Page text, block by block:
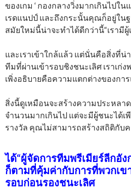
ของเกม ‘ กองกลางวิ่งมากเกินไปใ
เรดแนปป์ และถึงกระนั้นคุณก็อยู่ใน
สมัยใหม่นี้น่าจะทำได้ดีกว่านี้“เรามี
และเราเข้าใกล้แล้ว แต่นั่นคือสิ่งที่น่
ทีมที่ผ่านเข้ารอบชิงชนะเลิศ เราเก่
เพิ่งอธิบายคือความแตกต่างของกา
สิ่งนี้ดูเหมือนจะสร้างความประหล
จำนวนมากเกินไป แต่จะมีผู้ชนะได้
รางวัล คุณไม่สามารถสร้างสถิติกับ
ได้“ผู้จัดการทีมพรีเมียร์ลีกอั
ก็ตามที่คุ้มค่ากับการที่พวกเข
รอบก่อนรองชนะเลิศ